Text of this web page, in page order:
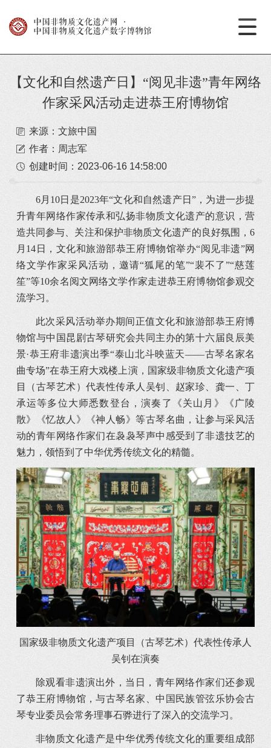
中国非物质文化遗产网
·
中国非物质文化遗产数字博物馆
【文化和自然遗产日】“阅见非遗”青年网络
作家采风活动走进恭王府博物馆
来源：文旅中国
作者：周志军
创建时间： 2023-06-16 14:58:00
6月10日是2023年“文化和自然遗产日”，为进一步提
升青年网络作家传承和弘扬非物质文化遗产的意识，营
造共同参与、关注和保护非物质文化遗产的良好氛围，6
月14日，文化和旅游部恭王府博物馆举办“阅见非遗”网
络文学作家采风活动，邀请“狐尾的笔”“裴不了”“慈莲
笙”等10余名阅文网络文学作家走进恭王府博物馆参观交
流学习。
此次采风活动举办期间正值文化和旅游部恭王府博
物馆与中国昆剧古琴研究会共同主办的第十六届良辰美
景·恭王府非遗演出季“泰山北斗映蓝天——古琴名家名
曲专场”在恭王府大戏楼上演，国家级非物质文化遗产项
目（古琴艺术）代表性传承人吴钊、赵家珍、龚一、丁
承运等多位大师悉数登台，演奏了《关山月》《广陵
散》《忆故人》《神人畅》等古琴名曲，让参与采风活
动的青年网络作家们在袅袅琴声中感受到了非遗技艺的
魅力，领悟到了中华优秀传统文化的精髓。
国家级非物质文化遗产项目（古琴艺术）代表性传承人
吴钊在演奏
除观看非遗演出外，当日，青年网络作家们还参观
了恭王府博物馆，与古琴名家、中国民族管弦乐协会古
琴专业委员会常务理事石骅进行了深入的交流学习。
非物质文化遗产是中华优秀传统文化的重要组成部